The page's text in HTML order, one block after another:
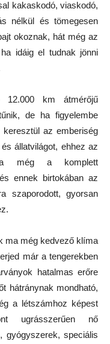
kakaskodó, viaskodó,
nélkül és tömegesen
okoznak, hát még az
idáig el tudnak jönni
km átmérőjű
de ha figyelembe
az emberiség
állatvilágot, ehhez az
még a komplett
ennek birtokában az
szaporodott, gyorsan
ma még kedvező klíma
már a tengerekben
hatalmas erőre
hátránynak mondható,
a létszámhoz képest
ugrásszerűen nő
gyógyszerek, speciális